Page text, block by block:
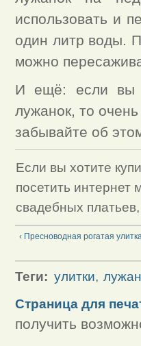
использовать и
один литр воды.
можно
И ещё: если вы
лужанок, то
забывайте об
Если вы хотите
посетить
свадебных
‹ Пресноводная рогатая
Теги: улитки,
Страница для
получить